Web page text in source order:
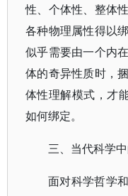
性、个体性、整体
各种物理属性得以
似乎需要由一个内
体的奇异性质时，
体性理解模式，才
如何绑定。
三、当代科学
面对科学哲学